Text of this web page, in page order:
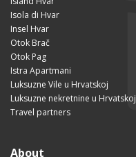
Isola di Hvar
Insel Hvar
Otok Brač
Otok Pag
Istra Apartmani
Luksuzne Vile u Hrvatskoj
Luksuzne nekretnine u Hrvatskoj
Travel partners
About